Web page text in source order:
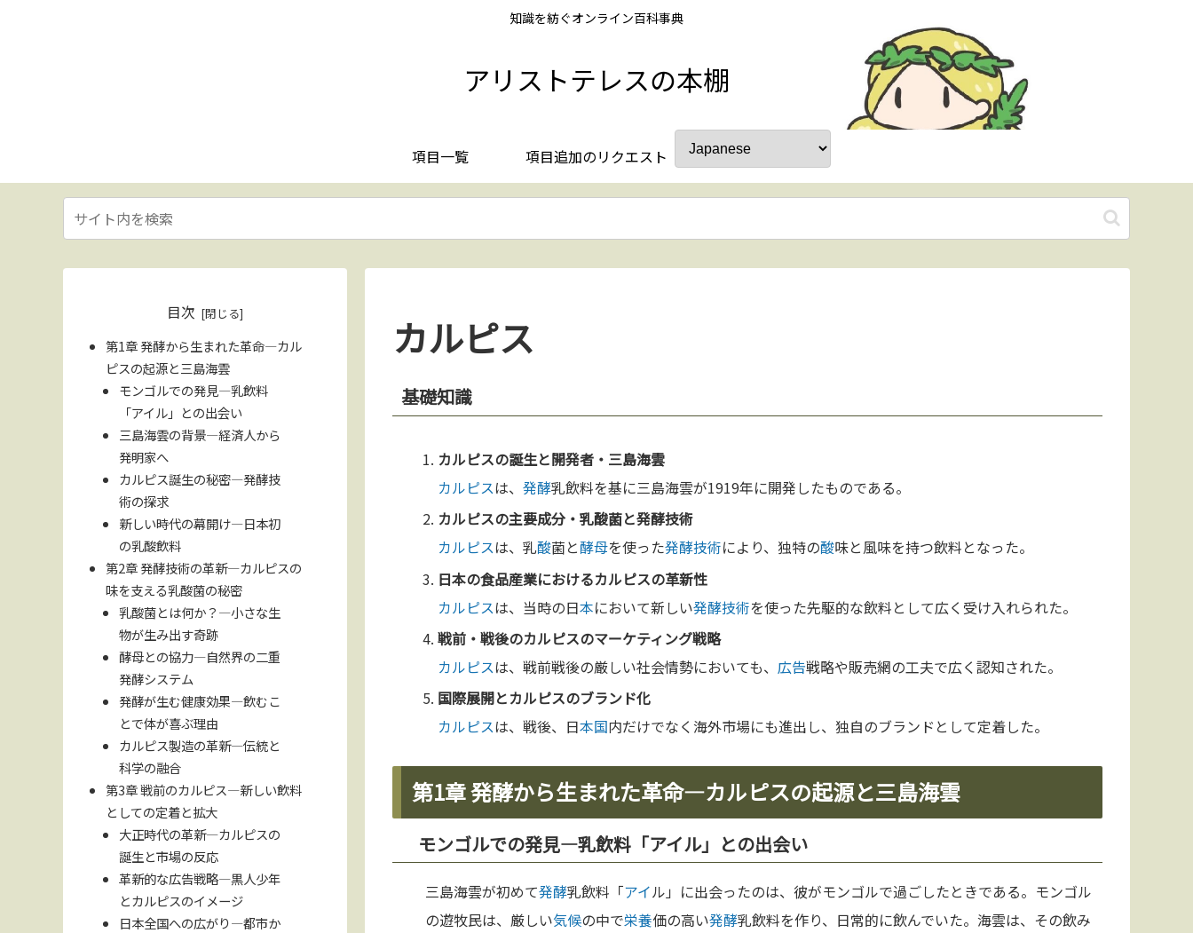
知識を紡ぐオンライン百科事典
アリストテレスの本棚
項目一覧 項目追加のリクエスト
カルピス
基礎知識
カルピスの誕生と開発者・三島海雲
カルピスは、発酵乳飲料を基に三島海雲が1919年に開発したものである。
カルピスの主要成分・乳酸菌と発酵技術
カルピスは、乳酸菌と酵母を使った発酵技術により、独特の酸味と風味を持つ飲料となった。
日本の食品産業におけるカルピスの革新性
カルピスは、当時の日本において新しい発酵技術を使った先駆的な飲料として広く受け入れられた。
戦前・戦後のカルピスのマーケティング戦略
カルピスは、戦前戦後の厳しい社会情勢においても、 広告戦略や販売網の工夫で広く認知された。
国際展開とカルピスのブランド化
カルピスは、戦後、日本国内だけでなく海外市場にも進出し、独自のブランドとして定着した。
第1章 発酵から生まれた革命—カルピスの起源と三島海雲
モンゴルでの発見—乳飲料「アイル」との出会い
三島海雲が初めて発酵乳飲料「アイル」に出会ったのは、彼がモンゴルで過ごしたときである。モンゴル
の遊牧民は、厳しい気候の中で栄養価の高い発酵乳飲料を作り、日常的に飲んでいた。海雲は、その飲み
目次
第1章 発酵から生まれた革命—カル
ピスの起源と三島海雲
モンゴルでの発見—乳飲料
「アイル」との出会い
三島海雲の背景—経済人から
発明家へ
カルピス誕生の秘密—発酵技
術の探求
新しい時代の幕開け—日本初
の乳酸飲料
第2章 発酵技術の革新—カルピスの
味を支える乳酸菌の秘密
乳酸菌とは何か？—小さな生
物が生み出す奇跡
酵母との協力—自然界の二重
発酵システム
発酵が生む健康効果—飲むこ
とで体が喜ぶ理由
カルピス製造の革新—伝統と
科学の融合
第3章 戦前のカルピス—新しい飲料
としての定着と拡大
大正時代の革新—カルピスの
誕生と市場の反応
革新的な広告戦略—黒人少年
とカルピスのイメージ
日本全国への広がり—都市か